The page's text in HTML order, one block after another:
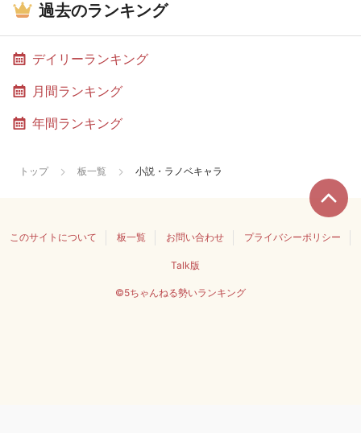
過去のランキング
デイリーランキング
月間ランキング
年間ランキング
トップ 板一覧 小説・ラノベキャラ
このサイトについて 板一覧 お問い合わせ プライバシーポリシー
Talk版
©5ちゃんねる勢いランキング